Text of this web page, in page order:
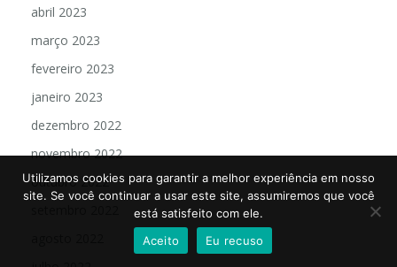
abril 2023
março 2023
fevereiro 2023
janeiro 2023
dezembro 2022
novembro 2022
outubro 2022
Utilizamos cookies para garantir a melhor experiência em nosso
site. Se você continuar a usar este site, assumiremos que você
está satisfeito com ele.
Aceito
Eu recuso